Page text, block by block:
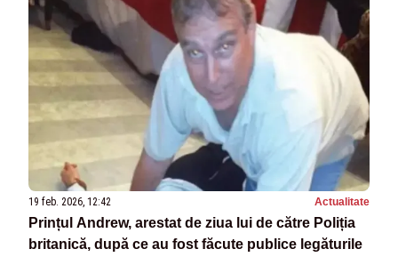
19 feb. 2026, 12:42 Actualitate
Prințul Andrew, arestat de ziua lui de către Poliția
britanică, după ce au fost făcute publice legăturile